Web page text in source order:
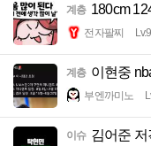
계층 180cm
전자팔찌
계층 이현중
부엔까미노
이슈 김어준